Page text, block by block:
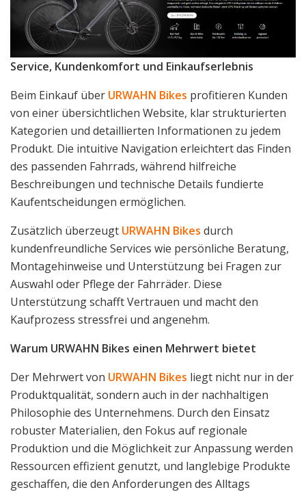
Service, Kundenkomfort und Einkaufserlebnis
Beim Einkauf über URWAHN Bikes profitieren Kunden
von einer übersichtlichen Website, klar strukturierten
Kategorien und detaillierten Informationen zu jedem
Produkt. Die intuitive Navigation erleichtert das Finden
des passenden Fahrrads, während hilfreiche
Beschreibungen und technische Details fundierte
Kaufentscheidungen ermöglichen.
Zusätzlich überzeugt URWAHN Bikes durch
kundenfreundliche Services wie persönliche Beratung,
Montagehinweise und Unterstützung bei Fragen zur
Auswahl oder Pflege der Fahrräder. Diese
Unterstützung schafft Vertrauen und macht den
Kaufprozess stressfrei und angenehm.
Warum URWAHN Bikes einen Mehrwert bietet
Der Mehrwert von URWAHN Bikes liegt nicht nur in der
Produktqualität, sondern auch in der nachhaltigen
Philosophie des Unternehmens. Durch den Einsatz
robuster Materialien, den Fokus auf regionale
Produktion und die Möglichkeit zur Anpassung werden
Ressourcen effizient genutzt, und langlebige Produkte
geschaffen, die den Anforderungen des Alltags